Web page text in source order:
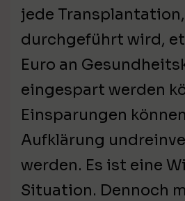
jede
durchgeführt wird,
Euro an
eingespart werden
Einsparungen
Aufklärung
werden. Es ist eine
Situation. Dennoch